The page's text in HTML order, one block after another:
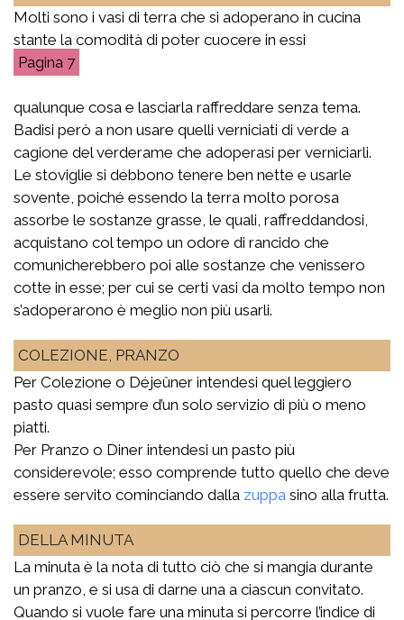
Molti sono i vasi di terra che si adoperano in cucina
stante la comodità di poter cuocere in essi
7
qualunque cosa e lasciarla raffreddare senza tema.
Badisi però a non usare quelli verniciati di verde a
cagione del verderame che adoperasi per verniciarli.
Le stoviglie si debbono tenere ben nette e usarle
sovente, poiché essendo la terra molto porosa
assorbe le sostanze grasse, le quali, raffreddandosi,
acquistano col tempo un odore di rancido che
comunicherebbero poi alle sostanze che venissero
cotte in esse; per cui se certi vasi da molto tempo non
s’adoperarono è meglio non più usarli.
COLEZIONE, PRANZO
Per Colezione o Déjeûner intendesi quel leggiero
pasto quasi sempre d’un solo servizio di più o meno
piatti.
Per Pranzo o Diner intendesi un pasto più
considerevole; esso comprende tutto quello che deve
essere servito cominciando dalla zuppa sino alla frutta.
DELLA MINUTA
La minuta è la nota di tutto ciò che si mangia durante
un pranzo, e si usa di darne una a ciascun convitato.
Quando si vuole fare una minuta si percorre l’indice di